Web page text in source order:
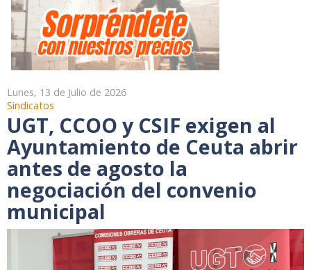
Lunes, 13 de Julio de 2026
Sindicatos
UGT, CCOO y CSIF exigen al
Ayuntamiento de Ceuta abrir
antes de agosto la
negociación del convenio
municipal